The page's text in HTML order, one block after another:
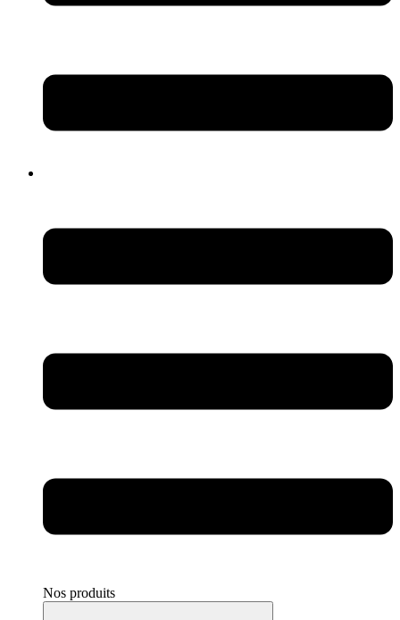
Nos produits